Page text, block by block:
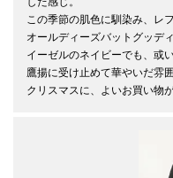
この季節の肌色に馴染み、レ
オールディーズバットグッデ
イーゼルのネイビーでも、或
鷹揚に受け止めて華やいだ雰
クリスマスに、よいお買い物